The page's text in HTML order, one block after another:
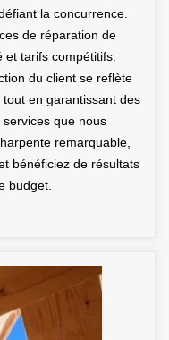
la concurrence.
de réparation de
tarifs compétitifs.
du client se reflète
en garantissant des
que nous
remarquable,
bénéficiez de résultats
budget.